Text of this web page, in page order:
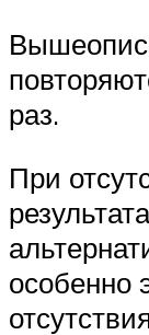
раз.
При
особенно